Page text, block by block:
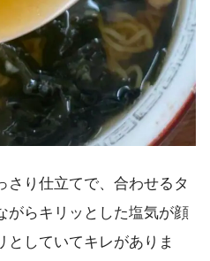
さり仕立てで、合わせるタ
がらキリッとした塩気が顔
としていてキレがありま